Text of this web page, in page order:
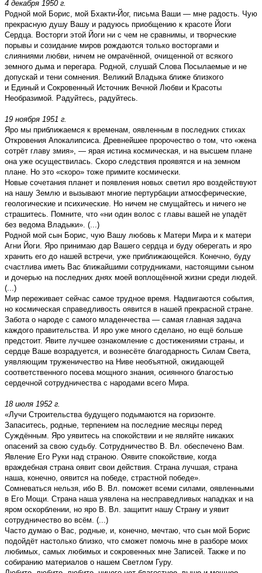
4 декабря 1950 г.
Родной мой Борис, мой Бхакти-Йог, письма Ваши — мне радость. Чую
прекрасную душу Вашу и радуюсь приобщению к красоте Йоги
Сердца. Восторги этой Йоги ни с чем не сравнимы, и творческие
порывы и созидание миров рождаются только восторгами и
слияниями любви, ничем не омрачённой, очищенной от всякого
земного дыма и перегара. Родной, слушай Слова Посылаемые и не
допускай и тени сомнения. Великий Владыка ближе близкого
и Единый и Сокровенный Источник Вечной Любви и Красоты
Необразимой. Радуйтесь, радуйтесь.
19 ноября 1951 г.
Яро мы приближаемся к временам, оявленным в последних стихах
Откровения Апокалипсиса. Древнейшее пророчество о том, что «жена
сотрёт главу змия», — ярая истина космическая, и на высшем плане
она уже осуществилась. Скоро следствия проявятся и на земном
плане. Но это «скоро» тоже примите космически.
Новые сочетания планет и появления новых светил яро воздействуют
на нашу Землю и вызывают многие пертурбации атмосферические,
геологические и психические. Но ничем не смущайтесь и ничего не
страшитесь. Помните, что «ни один волос с главы вашей не упадёт
без ведома Владыки». (...)
Родной мой сын Борис, чую Вашу любовь к Матери Мира и к матери
Агни Йоги. Яро принимаю дар Вашего сердца и буду оберегать и яро
хранить его до нашей встречи, уже приближающейся. Конечно, буду
счастлива иметь Вас ближайшими сотрудниками, настоящими сыном
и дочерью на последних днях моей воплощённой жизни среди людей.
(...)
Мир переживает сейчас самое трудное время. Надвигаются события,
но космическая справедливость оявится в нашей прекрасной стране.
Забота о народе с самого младенчества — самая главная задача
каждого правительства. И яро уже много сделано, но ещё больше
предстоит. Явите лучшее ознакомление с достижениями страны, и
сердце Ваше возрадуется, и вознесёте благодарность Силам Света,
уявляющим труженичество на Ниве необъятной, ожидающей
соответственного посева мощного знания, осиянного благостью
сердечной сотрудничества с народами всего Мира.
18 июля 1952 г.
«Лучи Строительства будущего подымаются на горизонте.
Запаситесь, родные, терпением на последние месяцы перед
Суждённым. Яро уявитесь на спокойствии и не являйте никаких
опасений за свою судьбу. Сотрудничество В. Вл. обеспечено Вам.
Явление Его Руки над страною. Оявите спокойствие, когда
враждебная страна оявит свои действия. Страна лучшая, страна
наша, конечно, оявится на победе, страстной победе».
Сомневаться нельзя, ибо В. Вл. поможет всеми силами, оявленными
в Его Мощи. Страна наша уявлена на несправедливых нападках и на
яром оскорблении, но яро В. Вл. защитит нашу Страну и уявит
сотрудничество во всём. (...)
Часто думаю о Вас, родные, и, конечно, мечтаю, что сын мой Борис
подойдёт настолько близко, что сможет помочь мне в разборе моих
любимых, самых любимых и сокровенных мне Записей. Также и по
собиранию материалов о нашем Светлом Гуру.